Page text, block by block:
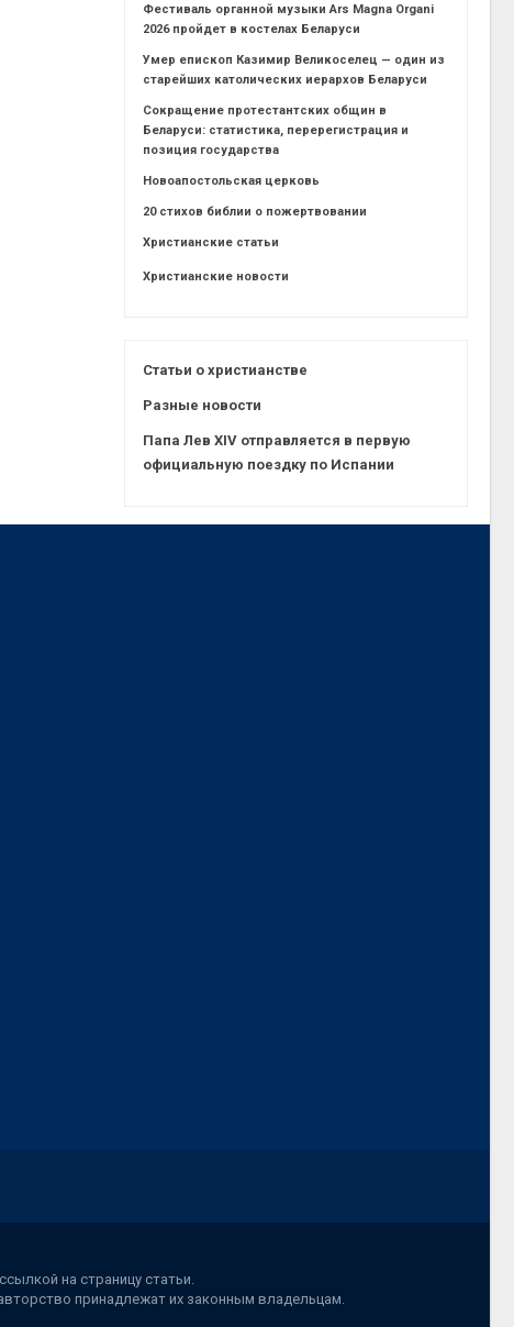
Фестиваль органной музыки Ars Magna Organi
2026 пройдет в костелах Беларуси
Умер епископ Казимир Великоселец — один из
старейших католических иерархов Беларуси
Сокращение протестантских общин в
Беларуси: статистика, перерегистрация и
позиция государства
Новоапостольская церковь
20 стихов библии о пожертвовании
Христианские статьи
Христианские новости
Статьи о христианстве
Разные новости
Папа Лев XIV отправляется в первую
официальную поездку по Испании
на страницу статьи.
принадлежат их законным владельцам.